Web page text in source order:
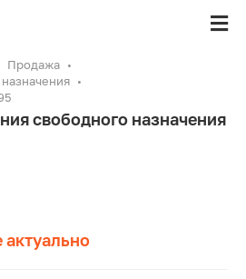
Продажа
свободного назначения